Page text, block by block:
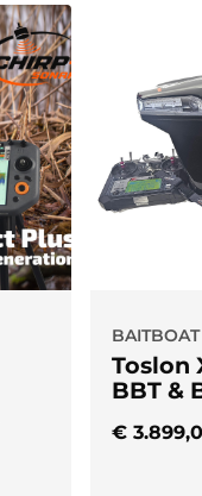
Toslon
BBT &
€